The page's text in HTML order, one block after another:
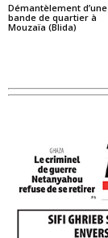
Démantèlement d’une
bande de quartier à
Mouzaïa (Blida)